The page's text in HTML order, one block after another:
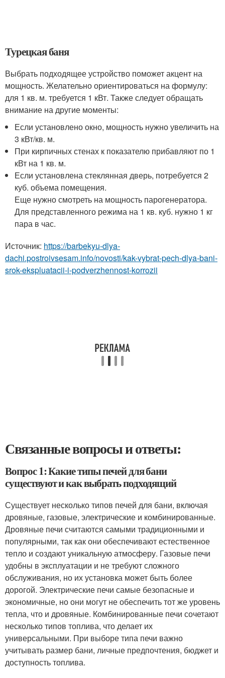
Турецкая баня
Выбрать подходящее устройство поможет акцент на
мощность. Желательно ориентироваться на формулу:
для 1 кв. м. требуется 1 кВт. Также следует обращать
внимание на другие моменты:
Если установлено окно, мощность нужно увеличить на
3 кВт/кв. м.
При кирпичных стенах к показателю прибавляют по 1
кВт на 1 кв. м.
Если установлена стеклянная дверь, потребуется 2
куб. объема помещения.
Еще нужно смотреть на мощность парогенератора.
Для представленного режима на 1 кв. куб. нужно 1 кг
пара в час.
Источник: https://barbekyu-dlya-
dachi.postroivsesam.info/novosti/kak-vybrat-pech-dlya-bani-
srok-ekspluatacii-i-podverzhennost-korrozii
Связанные вопросы и ответы:
Вопрос 1: Какие типы печей для бани
существуют и как выбрать подходящий
Существует несколько типов печей для бани, включая
дровяные, газовые, электрические и комбинированные.
Дровяные печи считаются самыми традиционными и
популярными, так как они обеспечивают естественное
тепло и создают уникальную атмосферу. Газовые печи
удобны в эксплуатации и не требуют сложного
обслуживания, но их установка может быть более
дорогой. Электрические печи самые безопасные и
экономичные, но они могут не обеспечить тот же уровень
тепла, что и дровяные. Комбинированные печи сочетают
несколько типов топлива, что делает их
универсальными. При выборе типа печи важно
учитывать размер бани, личные предпочтения, бюджет и
доступность топлива.